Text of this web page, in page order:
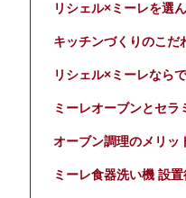
リシェル×ミーレを選
キッチンづくりのこだ
リシェル×ミーレなら
ミーレオーブンとセ
オーブン調理のメリッ
ミーレ食器洗い機 設